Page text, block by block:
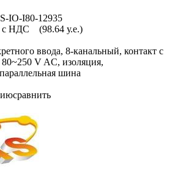
IO-I80-12935
с НДС (98.64 у.е.)
ввода, 8-канальный, контакт с
V AC, изоляция,
шина
сравнить